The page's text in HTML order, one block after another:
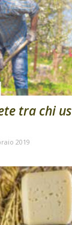
tra chi
2019